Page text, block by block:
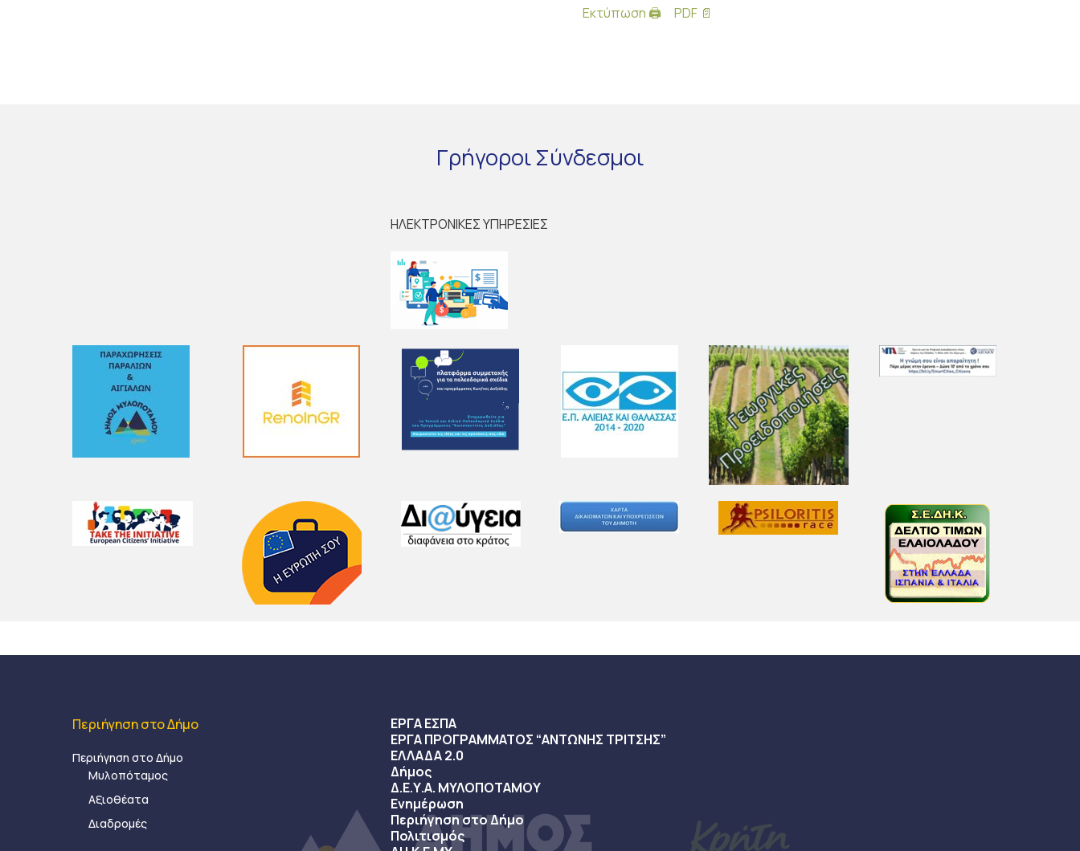
Εκτύπωση 🖨
PDF 📄
ΓρήγοροιΣύνδεσμοι
ΗΛΕΚΤΡΟΝΙΚΕΣ ΥΠΗΡΕΣΙΕΣ
Περιήγηση στο Δήμο
Περιήγηση στο Δήμο
Μυλοπόταμος
Αξιοθέατα
Διαδρομές
ΕΡΓΑ ΕΣΠΑ
ΕΡΓΑ ΠΡΟΓΡΑΜΜΑΤΟΣ “ΑΝΤΩΝΗΣ ΤΡΙΤΣΗΣ”
ΕΛΛΑΔΑ 2.0
Δήμος
Δ.Ε.Υ.Α. ΜΥΛΟΠΟΤΑΜΟΥ
Ενημέρωση
Περιήγηση στο Δήμο
Πολιτισμός